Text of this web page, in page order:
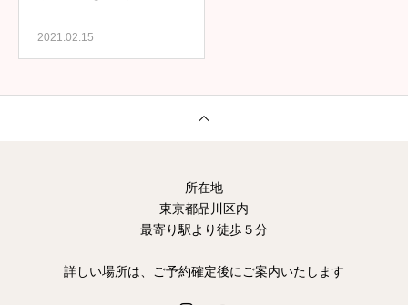
2021.02.15
所在地
東京都品川区内
最寄り駅より徒歩５分
詳しい場所は、ご予約確定後にご案内いたします